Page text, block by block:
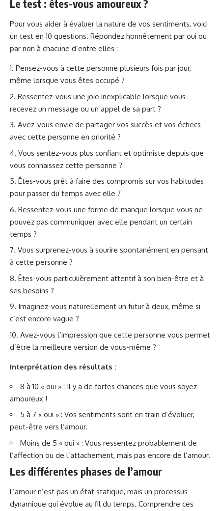
Le test : êtes-vous amoureux ?
Pour vous aider à évaluer la nature de vos sentiments, voici
un test en 10 questions. Répondez honnêtement par oui ou
par non à chacune d’entre elles :
Pensez-vous à cette personne plusieurs fois par jour,
même lorsque vous êtes occupé ?
Ressentez-vous une joie inexplicable lorsque vous
recevez un message ou un appel de sa part ?
Avez-vous envie de partager vos succès et vos échecs
avec cette personne en priorité ?
Vous sentez-vous plus confiant et optimiste depuis que
vous connaissez cette personne ?
Êtes-vous prêt à faire des compromis sur vos habitudes
pour passer du temps avec elle ?
Ressentez-vous une forme de manque lorsque vous ne
pouvez pas communiquer avec elle pendant un certain
temps ?
Vous surprenez-vous à sourire spontanément en pensant
à cette personne ?
Êtes-vous particulièrement attentif à son bien-être et à
ses besoins ?
Imaginez-vous naturellement un futur à deux, même si
c’est encore vague ?
Avez-vous l’impression que cette personne vous permet
d’être la meilleure version de vous-même ?
Interprétation des résultats :
8 à 10 « oui » : Il y a de fortes chances que vous soyez
amoureux !
5 à 7 « oui » : Vos sentiments sont en train d’évoluer,
peut-être vers l’amour.
Moins de 5 « oui » : Vous ressentez probablement de
l’affection ou de l’attachement, mais pas encore de l’amour.
Les différentes phases de l’amour
L’amour n’est pas un état statique, mais un processus
dynamique qui évolue au fil du temps. Comprendre ces